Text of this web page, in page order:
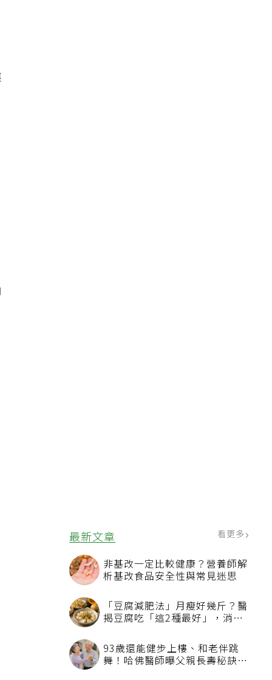
最新文章 看更多
非基改一定比較健康？營養師解
析基改食品安全性與常見迷思
「豆腐減肥法」月瘦好幾斤？醫
揭豆腐吃「這2種最好」，消脹
93歲還能健步上樓、和老伴跳
舞！哈佛醫師曝父親長壽秘訣：